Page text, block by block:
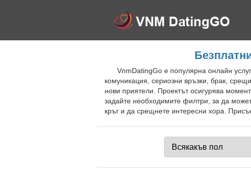
VnmDatingGo е популярна онлайн
комуникация, сериозни връзки, брак,
нови приятели. Проектът осигурява
задайте необходимите филтри, за да
кръг и да срещнете интересни хора.